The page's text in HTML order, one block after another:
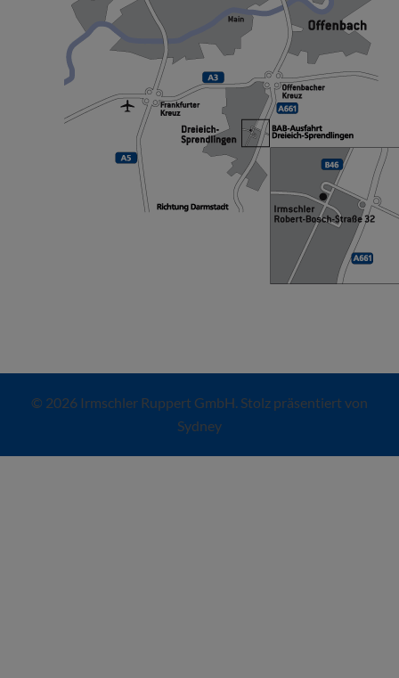
© 2026 Irmschler Ruppert GmbH. Stolz präsentiert von
Sydney